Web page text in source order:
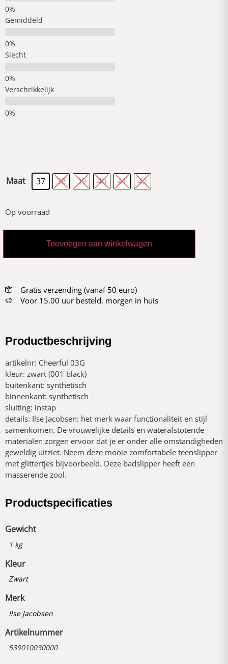
Gemiddeld
Slecht
Verschrikkelijk
Maat 37 38 39 40 41 42
Op voorraad
Toevoegen aan winkelwagen
Gratis verzending (vanaf 50 euro)
Voor 15.00 uur besteld, morgen in huis
Productbeschrijving
artikelnr: Cheerful 03G
kleur: zwart (001 black)
buitenkant: synthetisch
binnenkant: synthetisch
sluiting: instap
details: Ilse Jacobsen: het merk waar functionaliteit en stijl
samenkomen. De vrouwelijke details en waterafstotende
materialen zorgen ervoor dat je er onder alle omstandigheden
geweldig uitziet. Neem deze mooie comfortabele teenslipper
met glittertjes bijvoorbeeld. Deze badslipper heeft een
masserende zool.
Productspecificaties
Gewicht
1 kg
Kleur
Zwart
Merk
Ilse Jacobsen
Artikelnummer
539010030000